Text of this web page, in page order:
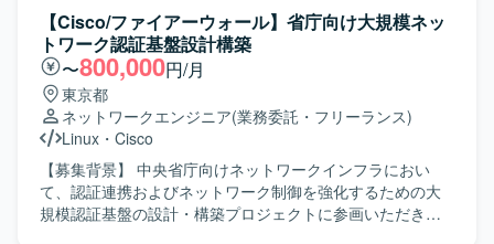
ロードバランサ、ファイアウォール等を活用した高度なネ
ットワーク技術に携わることができます。 ・長期想定のた
め、腰を据えてスキルアップしながら参画いただけます。
【開発環境】 ・ネットワーク機器：Cisco Nexusシリー
ズ、Cisco ACI、A10、F5 など ・ドキュメント：各種設計
書・手順書作成ツール（詳細は別途）
計、構築までをご担当いただきます。 既存ネットワーク環
境の現地調査、構成や設置場所、配線、影響範囲の確認を
行い、その結果を踏まえた新規導入やリプレースの検討を
実施します。 ベンダーや現場担当者との調整、作業手順の
確認など、関係各所とのコミュニケーションを取りながら
円滑な導入・移行を推進していただきます。 【求める人物
像】 現地で自ら確認すべき点を主体的に確認しに行動でき
る方を求めています。 業者や担当者と会話しながら、状況
に応じた提案や調整を行い、プロジェクトを前向きに推進
できる方を歓迎いたします。 【ポジションの魅力】 老朽化
【Cisco/ファイアーウォール】省庁向け大規模ネッ
トワーク認証基盤設計構築
〜800,000円/月
東京都
ネットワークエンジニア(業務委託・フリーランス)
Linux ・ Cisco
【募集背景】 中央省庁向けネットワークインフラにおい
て、認証連携およびネットワーク制御を強化するための大
規模認証基盤の設計・構築プロジェクトに参画いただきま